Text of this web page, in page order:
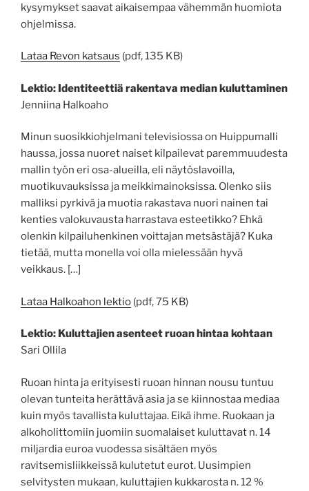
kysymykset saavat aikaisempaa vähemmän huomiota
ohjelmissa.
Lataa Revon katsaus (pdf, 135 KB)
Lektio: Identiteettiä rakentava median kuluttaminen
Jenniina Halkoaho
Minun suosikkiohjelmani televisiossa on Huippumalli
haussa, jossa nuoret naiset kilpailevat paremmuudesta
mallin työn eri osa-alueilla, eli näytöslavoilla,
muotikuvauksissa ja meikkimainoksissa. Olenko siis
malliksi pyrkivä ja muotia rakastava nuori nainen tai
kenties valokuvausta harrastava esteetikko? Ehkä
olenkin kilpailuhenkinen voittajan metsästäjä? Kuka
tietää, mutta monella voi olla mielessään hyvä
veikkaus. […]
Lataa Halkoahon lektio (pdf, 75 KB)
Lektio: Kuluttajien asenteet ruoan hintaa kohtaan
Sari Ollila
Ruoan hinta ja erityisesti ruoan hinnan nousu tuntuu
olevan tunteita herättävä asia ja se kiinnostaa mediaa
kuin myös tavallista kuluttajaa. Eikä ihme. Ruokaan ja
alkoholittomiin juomiin suomalaiset kuluttavat n. 14
miljardia euroa vuodessa sisältäen myös
ravitsemisliikkeissä kulutetut eurot. Uusimpien
selvitysten mukaan, kuluttajien kukkarosta n. 12 %